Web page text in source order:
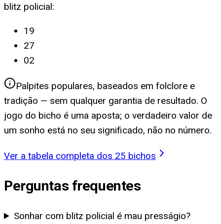
blitz policial:
19
27
02
Palpites populares, baseados em folclore e
tradição — sem qualquer garantia de resultado. O
jogo do bicho é uma aposta; o verdadeiro valor de
um sonho está no seu significado, não no número.
Ver a tabela completa dos 25 bichos
Perguntas frequentes
Sonhar com blitz policial é mau presságio?